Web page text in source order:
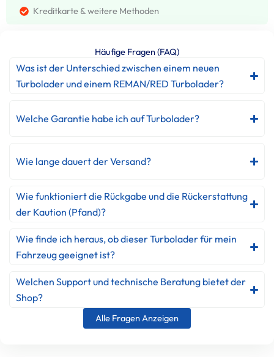
Kreditkarte & weitere Methoden
Häufige Fragen (FAQ)
Was ist der Unterschied zwischen einem neuen
Turbolader und einem REMAN/RED Turbolader?
Welche Garantie habe ich auf Turbolader?
Wie lange dauert der Versand?
Wie funktioniert die Rückgabe und die Rückerstattung
der Kaution (Pfand)?
Wie finde ich heraus, ob dieser Turbolader für mein
Fahrzeug geeignet ist?
Welchen Support und technische Beratung bietet der
Shop?
Alle Fragen Anzeigen